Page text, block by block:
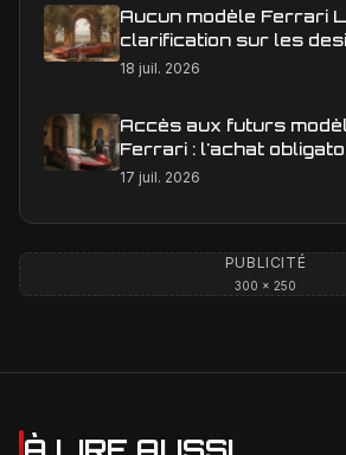
Aucun modèle Ferrari
clarification sur les
18 juil. 2026
Accès aux futurs
Ferrari : l'achat
est-il une réalité ?
17 juil. 2026
PUBLICITÉ
300 × 250